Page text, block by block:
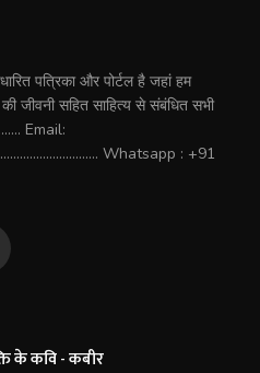
पत्रिका और पोर्टल है जहां हम
जीवनी सहित साहित्य से संबंधित सभी
Email:
Whatsapp : +91
के कवि - कबीर